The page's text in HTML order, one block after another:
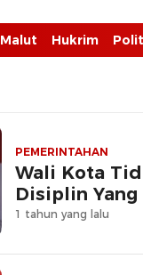
Malut Hukrim
PEMERINTAHAN
Wali Kota
Disiplin Yang
1 tahun yang lalu